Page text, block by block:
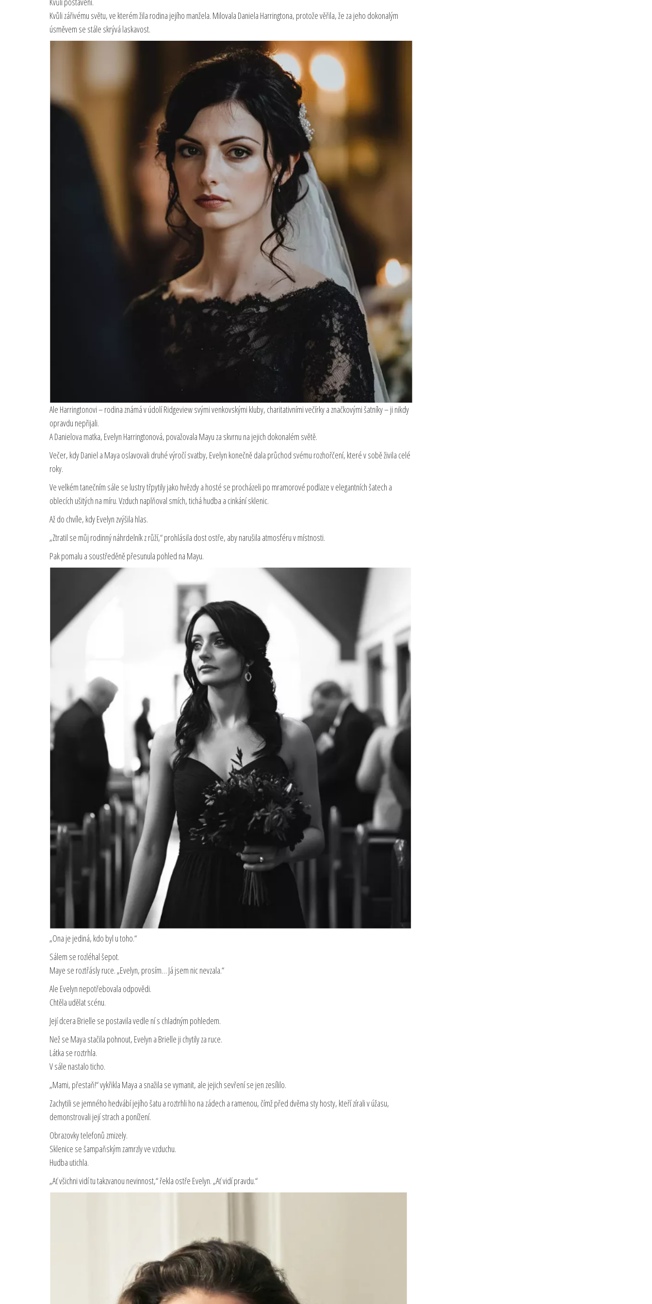
Kvůli zářivému světu, ve kterém žila rodina jejího manžela. Milovala Daniela Harringtona, protože věřila, že za jeho dokonalým
úsměvem se stále skrývá laskavost.
Ale Harringtonovi – rodina známá v údolí Ridgeview svými venkovskými kluby, charitativními večírky a značkovými šatníky – ji nikdy
opravdu nepřijali.
A Danielova matka, Evelyn Harringtonová, považovala Mayu za skvrnu na jejich dokonalém světě.
Večer, kdy Daniel a Maya oslavovali druhé výročí svatby, Evelyn konečně dala průchod svému rozhořčení, které v sobě živila celé
roky.
Ve velkém tanečním sále se lustry třpytily jako hvězdy a hosté se procházeli po mramorové podlaze v elegantních šatech a
oblecích ušitých na míru. Vzduch naplňoval smích, tichá hudba a cinkání sklenic.
Až do chvíle, kdy Evelyn zvýšila hlas.
„Ztratil se můj rodinný náhrdelník z růží,“ prohlásila dost ostře, aby narušila atmosféru v místnosti.
Pak pomalu a soustředěně přesunula pohled na Mayu.
„Ona je jediná, kdo byl u toho.“
Sálem se rozléhal šepot.
Maye se roztřásly ruce. „Evelyn, prosím… Já jsem nic nevzala.“
Ale Evelyn nepotřebovala odpovědi.
Chtěla udělat scénu.
Její dcera Brielle se postavila vedle ní s chladným pohledem.
Než se Maya stačila pohnout, Evelyn a Brielle ji chytily za ruce.
Látka se roztrhla.
V sále nastalo ticho.
„Mami, přestaň!“ vykřikla Maya a snažila se vymanit, ale jejich sevření se jen zesílilo.
Zachytili se jemného hedvábí jejího šatu a roztrhli ho na zádech a ramenou, čímž před dvěma sty hosty, kteří zírali v úžasu,
demonstrovali její strach a ponížení.
Obrazovky telefonů zmizely.
Sklenice se šampaňským zamrzly ve vzduchu.
Hudba utichla.
„Ať všichni vidí tu takzvanou nevinnost,“ řekla ostře Evelyn. „Ať vidí pravdu.“